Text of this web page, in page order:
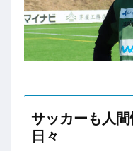
サッカーも人
日々